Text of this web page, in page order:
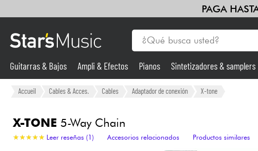
PAGA
Guitarras & Bajos
Sintetizadores & samplers
Guitarras & Bajos Ampli & Efectos Pianos Sintetizadores & samplers
Accueil Cables & Acces. Cables Adaptador de conexión X-tone
X-TONE 5-Way Chain
★★★★★
★★★★★ Leer reseñas (1) Accesorios relacionados Productos similares